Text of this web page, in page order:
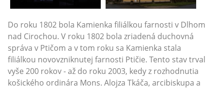
Do roku 1802 bola Kamienka filiálkou farnosti v Dlhom
nad Cirochou. V roku 1802 bola zriadená duchovná
správa v Ptičom a v tom roku sa Kamienka stala
filiálkou novovzniknutej farnosti Ptičie. Tento stav trval
vyše 200 rokov - až do roku 2003, kedy z rozhodnutia
košického ordinára Mons. Alojza Tkáča, arcibiskupa a